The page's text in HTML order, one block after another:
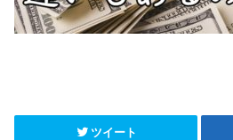
ツイート